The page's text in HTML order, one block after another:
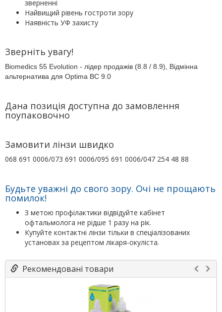
зверненні
Найвищий рівень гостроти зору
Наявність УФ захисту
Зверніть увагу!
Biomedics 55 Evolution - лідер продажів (8.8 / 8.9), Відмінна
альтернатива для Optima BC 9.0
Дана позиція доступна до замовлення
поупаковочно
Замовити лінзи швидко
068 691 0006/073 691 0006/095 691 0006/047 254 48 88
Будьте уважні до свого зору. Очі не прощають
помилок!
З метою профілактики відвідуйте кабінет
офтальмолога не рідше 1 разу на рік.
Купуйте контактні лінзи тільки в спеціалізованих
установах за рецептом лікаря-окуліста.
Рекомендовані товари